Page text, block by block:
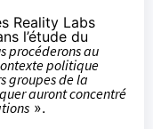
Reality Labs
l’étude du
procéderons au
politique
groupes de la
auront concentré
».